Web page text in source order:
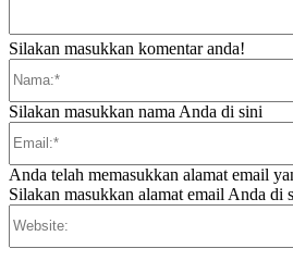
Silakan masukkan komentar anda!
Silakan masukkan nama Anda di sini
Anda telah memasukkan alamat email
Silakan masukkan alamat email Anda di